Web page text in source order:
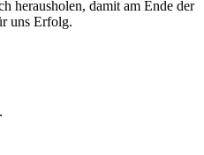
herausholen, damit am Ende der
uns Erfolg.